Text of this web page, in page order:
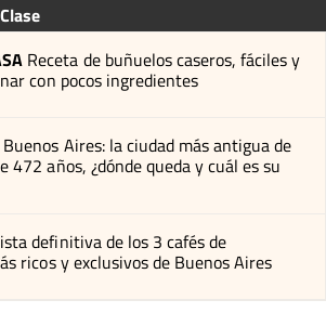
Receta de buñuelos caseros, fáciles y
con pocos ingredientes
Buenos Aires: la ciudad más antigua de
472 años, ¿dónde queda y cuál es su
definitiva de los 3 cafés de
ricos y exclusivos de Buenos Aires